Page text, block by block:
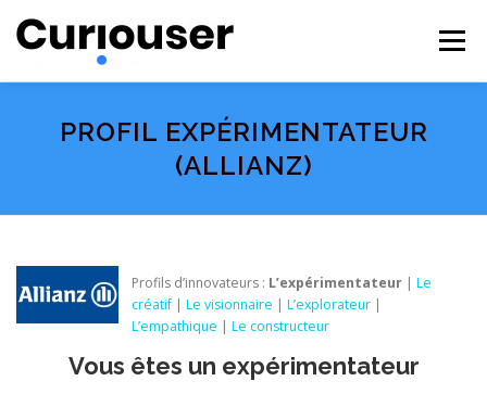
contenu
Menu
NOS EXPERTISES FORMATIONS CURIOUSER
PROFIL EXPÉRIMENTATEUR
(ALLIANZ)
Profils d’innovateurs : L’expérimentateur |Le
créatif|Le visionnaire |L’explorateur |
L’empathique |Le constructeur
Vous êtes un expérimentateur